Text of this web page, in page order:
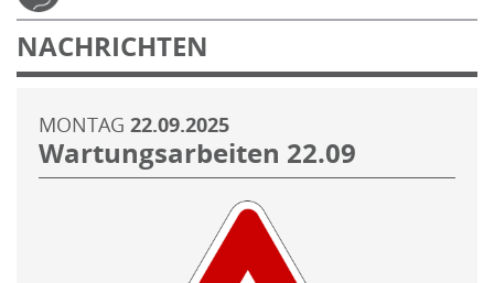
NACHRICHTEN
MONTAG 22.09.2025
Wartungsarbeiten 22.09